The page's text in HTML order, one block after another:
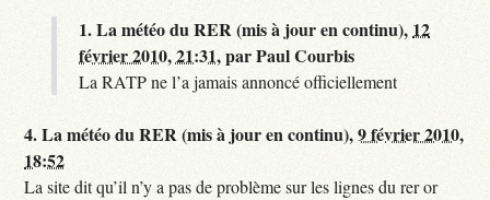
1.La météo du RER (mis à jour en continu), 12
février 2010, 21:31,parPaul Courbis
La RATP ne l’a jamais annoncé officiellement
4.La météo du RER (mis à jour en continu),9 février 2010,
18:52
La site dit qu’il n’y a pas de problème sur les lignes du rer or